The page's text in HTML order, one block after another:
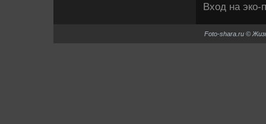
Вхοд на эко-
Foto-shara.ru ©